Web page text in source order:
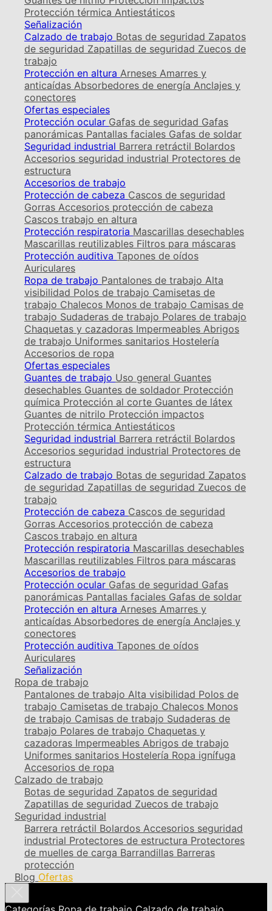
Protección térmica Antiestáticos
Señalización
Calzado de trabajo Botas de seguridad Zapatos
de seguridad Zapatillas de seguridad Zuecos de
trabajo
Protección en altura Arneses Amarres y
anticaídas Absorbedores de energía Anclajes y
conectores
Ofertas especiales
Protección ocular Gafas de seguridad Gafas
panorámicas Pantallas faciales Gafas de soldar
Seguridad industrial Barrera retráctil Bolardos
Accesorios seguridad industrial Protectores de
estructura
Accesorios de trabajo
Protección de cabeza Cascos de seguridad
Gorras Accesorios protección de cabeza
Cascos trabajo en altura
Protección respiratoria Mascarillas desechables
Mascarillas reutilizables Filtros para máscaras
Protección auditiva Tapones de oídos
Auriculares
Ropa de trabajo Pantalones de trabajo Alta
visibilidad Polos de trabajo Camisetas de
trabajo Chalecos Monos de trabajo Camisas de
trabajo Sudaderas de trabajo Polares de trabajo
Chaquetas y cazadoras Impermeables Abrigos
de trabajo Uniformes sanitarios Hostelería
Accesorios de ropa
Ofertas especiales
Guantes de trabajo Uso general Guantes
desechables Guantes de soldador Protección
química Protección al corte Guantes de látex
Guantes de nitrilo Protección impactos
Protección térmica Antiestáticos
Seguridad industrial Barrera retráctil Bolardos
Accesorios seguridad industrial Protectores de
estructura
Calzado de trabajo Botas de seguridad Zapatos
de seguridad Zapatillas de seguridad Zuecos de
trabajo
Protección de cabeza Cascos de seguridad
Gorras Accesorios protección de cabeza
Cascos trabajo en altura
Protección respiratoria Mascarillas desechables
Mascarillas reutilizables Filtros para máscaras
Accesorios de trabajo
Protección ocular Gafas de seguridad Gafas
panorámicas Pantallas faciales Gafas de soldar
Protección en altura Arneses Amarres y
anticaídas Absorbedores de energía Anclajes y
conectores
Protección auditiva Tapones de oídos
Auriculares
Señalización
Ropa de trabajo
Pantalones de trabajo Alta visibilidad Polos de
trabajo Camisetas de trabajo Chalecos Monos
de trabajo Camisas de trabajo Sudaderas de
trabajo Polares de trabajo Chaquetas y
cazadoras Impermeables Abrigos de trabajo
Uniformes sanitarios Hostelería Ropa ignífuga
Accesorios de ropa
Calzado de trabajo
Botas de seguridad Zapatos de seguridad
Zapatillas de seguridad Zuecos de trabajo
Seguridad industrial
Barrera retráctil Bolardos Accesorios seguridad
industrial Protectores de estructura Protectores
de muelles de carga Barrandillas Barreras
protección
Blog Ofertas